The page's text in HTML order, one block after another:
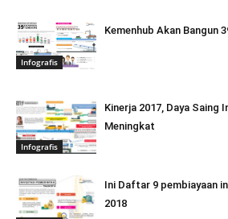
Infografis
Kemenhub Akan Bangun
Infografis
Kinerja 2017, Daya
Meningkat
Ini Daftar 9 pembiayaan
2018